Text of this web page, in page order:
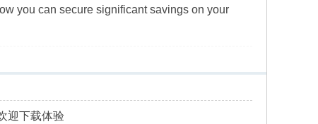
you can secure significant savings on your
迎下载体验